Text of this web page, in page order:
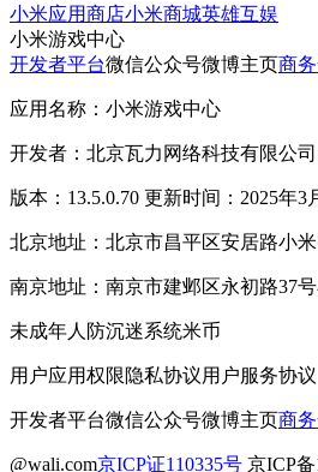
小米应用商店小米商城英雄互娱
小米游戏中心
开发者平台微信公众号微博主页商
应用名称：小米游戏中心
开发者：北京瓦力网络科技有限公司
版本：13.5.0.70 更新时间：2025年3
北京地址：北京市昌平区安居路小
南京地址：南京市建邺区永初路37
未成年人防沉迷系统米币
用户应用权限隐私协议用户服务协议
开发者平台微信公众号微博主页商
@wali.com京ICP证110335号 京ICP备